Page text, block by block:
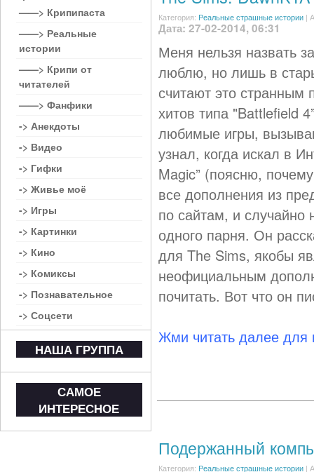
Категория: Реальные страшные истории |
Дата: 27-02-2014, 06:31
Меня нельзя назвать
люблю, но лишь в
считают это
хитов типа "Battlefield
любимые игры,
узнал, когда искал в
Magic” (поясню,
все дополнения из
по сайтам, и случайно
одного парня. Он
для The Sims, якобы
неофициальным
почитать. Вот что он
Жми читать далее для
Подержанный
Категория: Реальные страшные истории |
——> Крипипаста
——> Реальные
истории
——> Крипи от
читателей
——> Фанфики
-> Анекдоты
-> Видео
-> Гифки
-> Живье моё
-> Игры
-> Картинки
-> Кино
-> Комиксы
-> Познавательное
-> Соцсети
НАША ГРУППА
САМОЕ
ИНТЕРЕСНОЕ